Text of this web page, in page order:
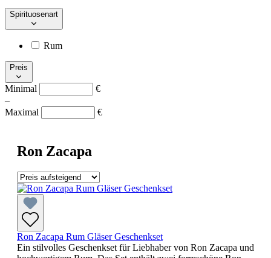
Spirituosenart
Rum
Preis
Minimal
€
–
Maximal
€
Ron Zacapa
Ron Zacapa Rum Gläser Geschenkset
Ein stilvolles Geschenkset für Liebhaber von Ron Zacapa und